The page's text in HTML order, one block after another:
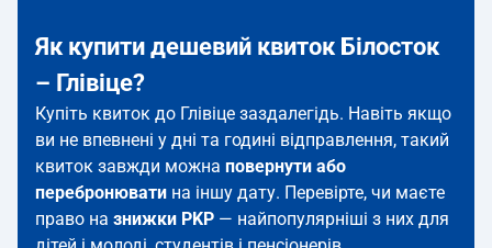
Як купити дешевий квиток Білосток
– Глівіце?
Купіть квиток до Глівіце заздалегідь. Навіть якщо
ви не впевнені у дні та годині відправлення, такий
квиток завжди можна повернути або
перебронювати на іншу дату. Перевірте, чи маєте
право на знижки PKP — найпопулярніші з них для